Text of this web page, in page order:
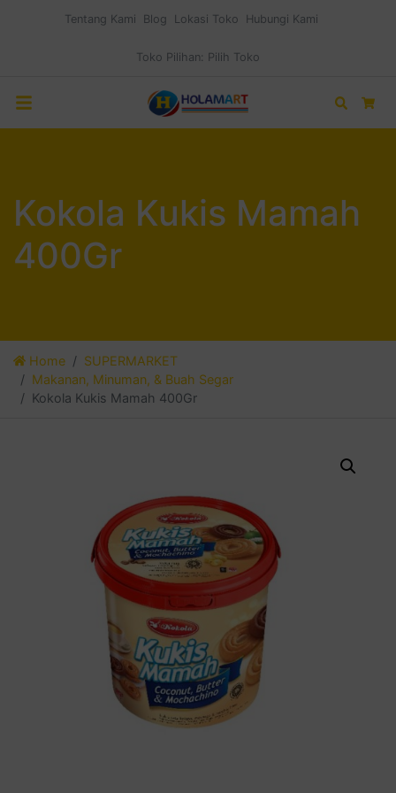
Tentang Kami Blog Lokasi Toko Hubungi Kami
Toko Pilihan: Pilih Toko
Search
Kokola Kukis Mamah
400Gr
Home
SUPERMARKET
Makanan, Minuman, & Buah Segar
Kokola Kukis Mamah 400Gr